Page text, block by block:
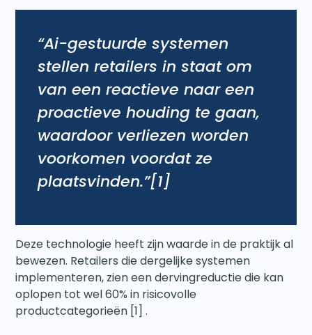
“Ai-gestuurde systemen
stellen retailers in staat om
van een reactieve naar een
proactieve houding te gaan,
waardoor verliezen worden
voorkomen voordat ze
plaatsvinden.”[1]
Deze technologie heeft zijn waarde in de praktijk al
bewezen. Retailers die dergelijke systemen
implementeren, zien een dervingreductie die kan
oplopen tot wel 60% in risicovolle
productcategorieën [1] .